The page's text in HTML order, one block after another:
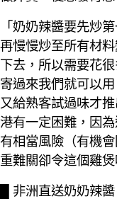
「奶奶辣醬要先炒
再慢慢炒至所有材
下去，所以需要花
寄過來我們就可以
又給熟客試過味才
港有一定困難，因
有相當風險（有機
重難關卻令這個雞
█ 非洲直送奶奶辣